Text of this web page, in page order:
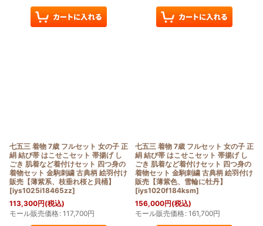
七五三 着物 7歳 フルセット 女の子 正
絹 結び帯 はこせこセット 帯揚げ し
ごき 肌着など着付けセット 四つ身の
着物セット 金駒刺繍 古典柄 絵羽付け
販売【薄紫系、枝垂れ桜と貝桶】
[iys1025i18465zz]
113,300円(税込)
モール販売価格: 117,700円
七五三 着物 7歳 フルセット 女の子 正
絹 結び帯 はこせこセット 帯揚げ し
ごき 肌着など着付けセット 四つ身の
着物セット 金駒刺繍 古典柄 絵羽付け
販売【薄紫色、雪輪に牡丹】
[iys1020f184ksm]
156,000円(税込)
モール販売価格: 161,700円